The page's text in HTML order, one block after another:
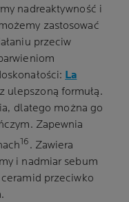
nadreaktywność i
zastosować
przeciw
La
z ulepszoną formułą.
dlatego można go
Zapewnia
16. Zawiera
i nadmiar sebum
przeciwko